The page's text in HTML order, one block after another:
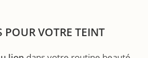
POUR VOTRE TEINT